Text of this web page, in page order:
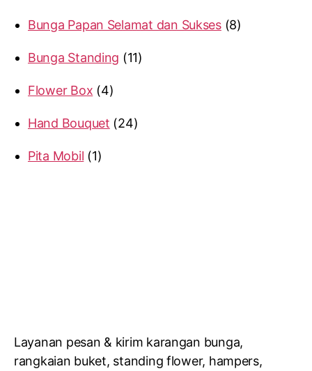
Bunga Papan Selamat dan Sukses 8
Bunga Standing 11
Flower Box 4
Hand Bouquet 24
Pita Mobil 1
Layanan pesan & kirim karangan bunga,
rangkaian buket, standing flower, hampers,